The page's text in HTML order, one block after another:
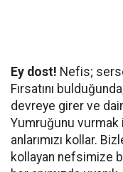
Ey dost! Nefis;
Fırsatını
devreye girer ve
Yumruğunu vurmak
anlarımızı kollar.
kollayan nefsimize